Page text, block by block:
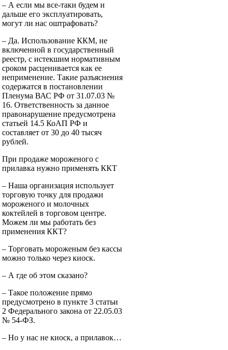
– А если мы все-таки будем и
дальше его эксплуатировать,
могут ли нас оштрафовать?
– Да. Использование ККМ, не
включенной в государственный
реестр, с истекшим нормативным
сроком расценивается как ее
неприменение. Такие разъяснения
содержатся в постановлении
Пленума ВАС РФ от 31.07.03 №
16. Ответственность за данное
правонарушение предусмотрена
статьей 14.5 КоАП РФ и
составляет от 30 до 40 тысяч
рублей.
При продаже мороженого с
прилавка нужно применять ККТ
– Наша организация использует
торговую точку для продажи
мороженого и молочных
коктейлей в торговом центре.
Можем ли мы работать без
применения ККТ?
– Торговать мороженым без кассы
можно только через киоск.
– А где об этом сказано?
– Такое положение прямо
предусмотрено в пункте 3 статьи
2 Федерального закона от 22.05.03
№ 54-ФЗ.
– Но у нас не киоск, а прилавок…